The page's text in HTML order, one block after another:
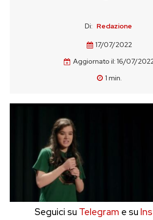
Di: Redazione
17/07/2022
Aggiornato il: 16/07/
1 min.
Seguici su Telegram e su